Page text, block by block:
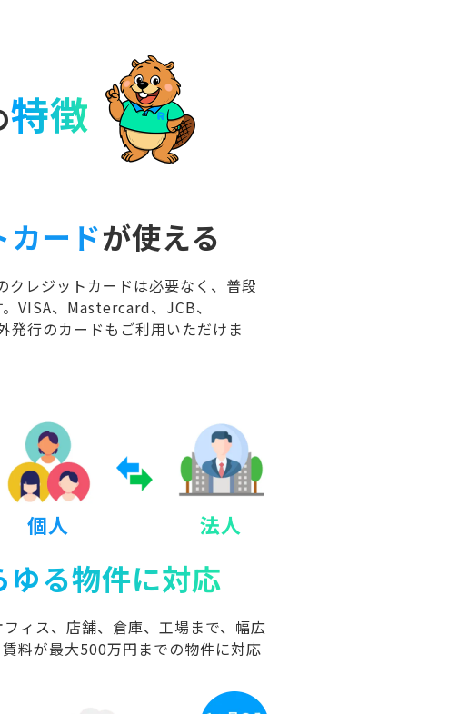
特徴
カードが使える
クレジットカードは必要なく、普段
VISA、Mastercard、JCB、
行のカードもご利用いただけま
個人 法人
ゆる物件に対応
ィス、店舗、倉庫、工場まで、幅広
料が最大500万円までの物件に対応